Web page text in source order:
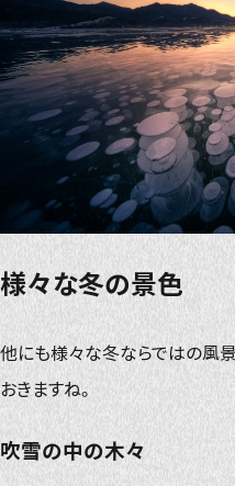
様々な冬の景色
他にも様々な冬ならではの風
おきますね。
吹雪の中の木々